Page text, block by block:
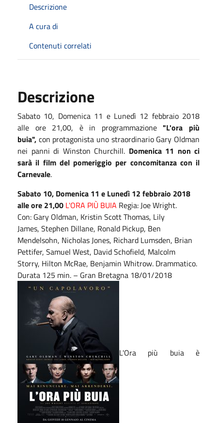
Descrizione
A cura di
Contenuti correlati
Descrizione
Sabato 10, Domenica 11 e Lunedì 12 febbraio 2018
alle ore 21,00, è in programmazione"L'ora più
buia", con protagonista uno straordinario Gary Oldman
nei panni di Winston Churchill. Domenica 11 non ci
sarà il film del pomeriggio per concomitanza con il
Carnevale.
Sabato 10, Domenica 11 e Lunedì 12 febbraio 2018
alle ore 21,00 L'ORA PIÙ BUIA Regia: Joe Wright.
Con: Gary Oldman, Kristin Scott Thomas, Lily
James, Stephen Dillane, Ronald Pickup, Ben
Mendelsohn, Nicholas Jones, Richard Lumsden, Brian
Pettifer, Samuel West, David Schofield, Malcolm
Storry, Hilton McRae, Benjamin Whitrow. Drammatico.
Durata 125 min. – Gran Bretagna 18/01/2018
L'Ora più buia è